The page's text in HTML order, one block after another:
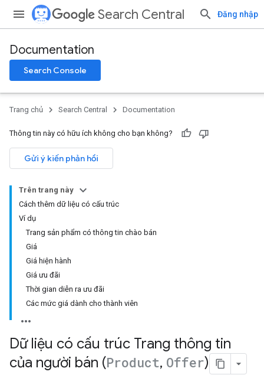
Search Central Đăng nhập
Documentation
Search Console
Trang chủ Search Central Documentation
Thông tin này có hữu ích không cho bạn không?
Gửi ý kiến phản hồi
Trên trang này
Cách thêm dữ liệu có cấu trúc
Ví dụ
Trang sản phẩm có thông tin chào bán
Giá
Giá hiện hành
Giá ưu đãi
Thời gian diễn ra ưu đãi
Các mức giá dành cho thành viên
Dữ liệu có cấu trúc Trang thông tin
của người bán (Product, Offer)